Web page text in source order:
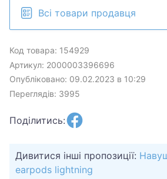
Всі товари продавця
Код товара: 154929
Артикул: 2000003396696
Опубліковано: 09.02.2023 в 10:29
Переглядів: 3995
Поділитись:
Дивитися інші пропозиції:
earpods lightning